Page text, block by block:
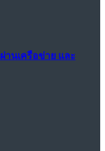
านเครือข่าย และ